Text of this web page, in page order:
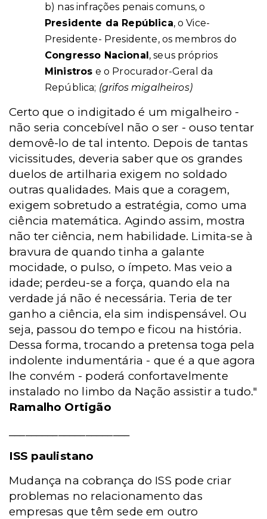
b) nas infrações penais comuns, o
Presidente da República, o Vice-
Presidente- Presidente, os membros do
Congresso Nacional, seus próprios
Ministros e o Procurador-Geral da
República; (grifos migalheiros)
Certo que o indigitado é um migalheiro -
não seria concebível não o ser - ouso tentar
demovê-lo de tal intento. Depois de tantas
vicissitudes, deveria saber que os grandes
duelos de artilharia exigem no soldado
outras qualidades. Mais que a coragem,
exigem sobretudo a estratégia, como uma
ciência matemática. Agindo assim, mostra
não ter ciência, nem habilidade. Limita-se à
bravura de quando tinha a galante
mocidade, o pulso, o ímpeto. Mas veio a
idade; perdeu-se a força, quando ela na
verdade já não é necessária. Teria de ter
ganho a ciência, ela sim indispensável. Ou
seja, passou do tempo e ficou na história.
Dessa forma, trocando a pretensa toga pela
indolente indumentária - que é a que agora
lhe convém - poderá confortavelmente
instalado no limbo da Nação assistir a tudo."
Ramalho Ortigão
ISS paulistano
Mudança na cobrança do ISS pode criar
problemas no relacionamento das
empresas que têm sede em outro